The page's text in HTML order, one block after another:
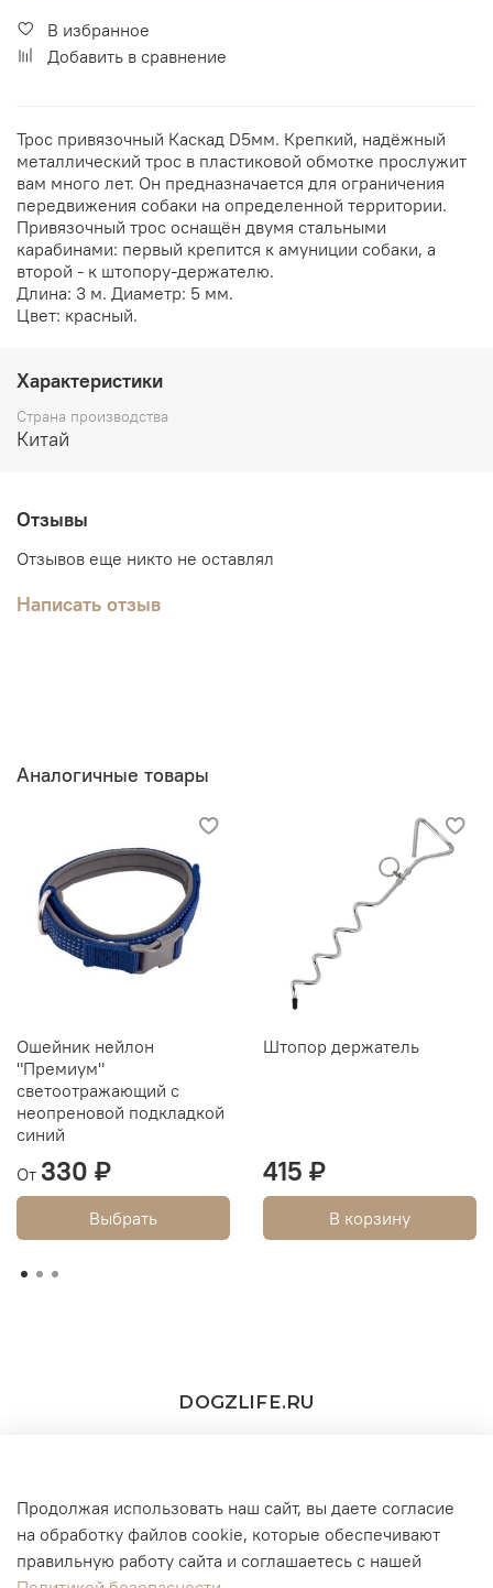
В избранное
Добавить в сравнение
Трос привязочный Каскад D5мм. Крепкий, надёжный
металлический трос в пластиковой обмотке прослужит
вам много лет. Он предназначается для ограничения
передвижения собаки на определенной территории.
Привязочный трос оснащён двумя стальными
карабинами: первый крепится к амуниции собаки, а
второй - к штопору-держателю.
Длина: 3 м. Диаметр: 5 мм.
Цвет: красный.
Характеристики
Страна производства
Китай
Отзывы
Отзывов еще никто не оставлял
Написать отзыв
Аналогичные товары
Ошейник нейлон
"Премиум"
светоотражающий с
неопреновой подкладкой
синий
От 330 ₽
Выбрать
Штопор держатель
415 ₽
В корзину
+7(916) 860-11-73 (WhatsApp/Telegram/MAX))
г. Москва
DOGZLIFE.RU
Продолжая использовать наш сайт, вы даете согласие
на обработку файлов cookie, которые обеспечивают
правильную работу сайта и соглашаетесь с нашей